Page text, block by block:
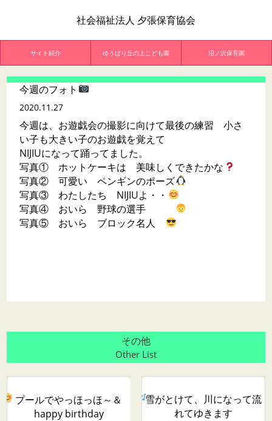
社会福祉法人 夕張保育協会
サイト紹介 ゆうばり丘の上こども園 沼ノ沢保育園
今週のフォト
2020.11.27
今週は、お遊戯会の撮影に向けて最後の練習 小さ
い子も大きい子のお遊戯を覚えて
NIJIUになって踊ってました。
写真① ホットケーキは 美味しくできたかな
写真② 可愛い ペンギンのポーズ
写真③ わたしたち NIJIUよ・・
写真④ おいら 野球の選手
写真⑤ おいら ブロック名人
その他
Other List
プールでやっほっほ～ ＆
happy birthday
雪がとけて、川になって流
れてゆきます